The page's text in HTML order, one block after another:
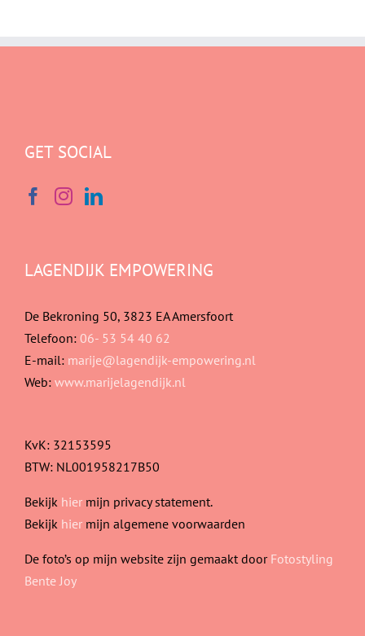
GET SOCIAL
LAGENDIJK EMPOWERING
De Bekroning 50, 3823 EA Amersfoort
Telefoon: 06- 53 54 40 62
E-mail: marije@lagendijk-empowering.nl
Web: www.marijelagendijk.nl
KvK: 32153595
BTW: NL001958217B50
Bekijk hier mijn privacy statement.
Bekijk hier mijn algemene voorwaarden
De foto’s op mijn website zijn gemaakt door Fotostyling
Bente Joy